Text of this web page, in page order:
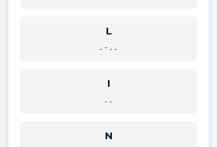
L
.-..
I
..
N